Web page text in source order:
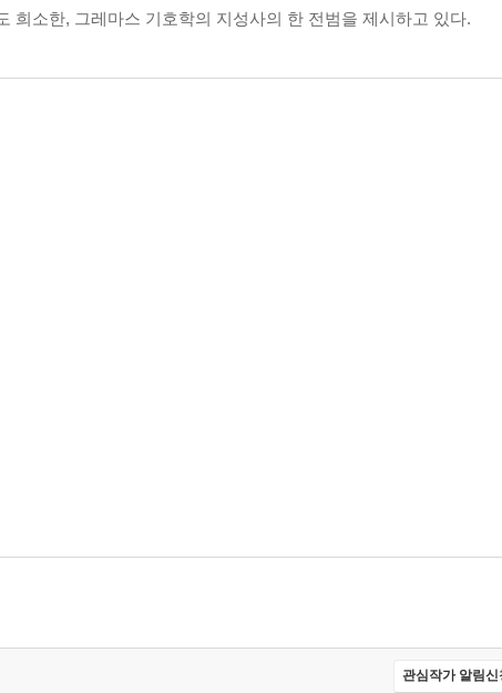
희소한, 그레마스 기호학의 지성사의 한 전범을 제시하고 있다.
관심작가 알림신